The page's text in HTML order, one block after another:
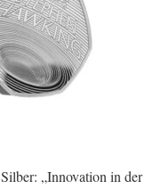
„Innovation in der